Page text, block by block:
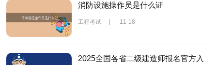
消防设施操作员是什么证
工程考试 | 11-18
2025全国各省二级建造师报名官方入